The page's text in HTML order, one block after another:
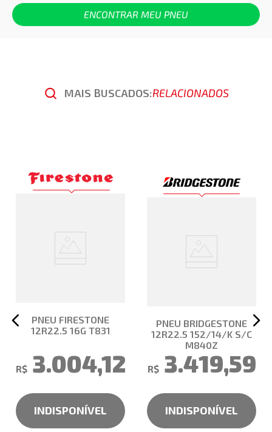
ENCONTRAR MEU PNEU
MAIS BUSCADOS:RELACIONADOS
PNEU FIRESTONE
12R22.5 16G T831
R$ 3.004,12
INDISPONÍVEL
PNEU BRIDGESTONE
12R22.5 152/14/K S/C
M840Z
R$ 3.419,59
INDISPONÍVEL